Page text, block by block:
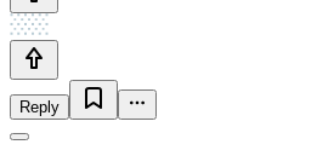
Reply